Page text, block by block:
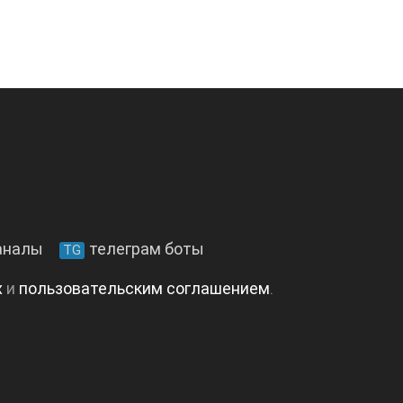
TG телеграм боты
и пользовательским соглашением.